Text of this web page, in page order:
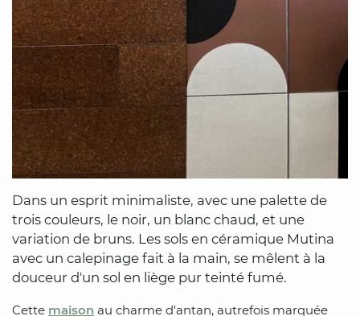
Dans un esprit minimaliste, avec une palette de
trois couleurs, le noir, un blanc chaud, et une
variation de bruns. Les sols en céramique Mutina
avec un calepinage fait à la main, se mêlent à la
douceur d'un sol en liège pur teinté fumé.
Cette maison au charme d'antan, autrefois marquée